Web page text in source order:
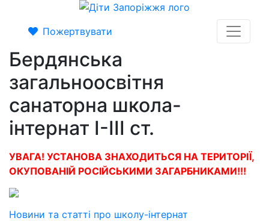
Пожертвувати
Бердянська
загальноосвітня
санаторна школа-
інтернат I-III ст.
УВАГА! УСТАНОВА ЗНАХОДИТЬСЯ НА ТЕРИТОРІЇ,
ОКУПОВАНІЙ РОСІЙСЬКИМИ ЗАГАРБНИКАМИ!!!
Новини та статті про школу-інтернат